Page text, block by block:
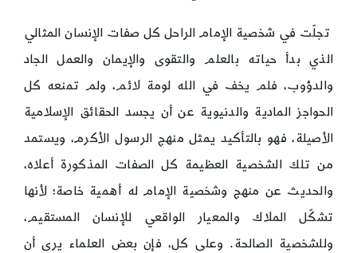
تجلّت في شخصية الإمام الراحل كل صفات الإنسان المثالي
الذي بدأ حياته بالعلم والتقوى والإيمان والعمل الجاد
والدؤوب، فلم يخف في الله لومة لائم، ولم تمنعه كل
الحواجز المادية والدنيوية عن أن يجسد الحقائق الإسلامية
الأصيلة، فهو بالتأكيد يمثل منهج الرسول الأكرم، ويستمد
من تلك الشخصية العظيمة كل الصفات المذكورة أعلاه،
والحديث عن منهج وشخصية الإمام له أهمية خاصة؛ لأنها
تشكّل الملاك والمعيار الواقعي للإنسان المستقيم،
وللشخصية الصالحة. وعلى كل، فإن بعض العلماء يرى أن